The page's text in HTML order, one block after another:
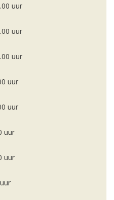
uur
uur
uur
uur
uur
uur
uur